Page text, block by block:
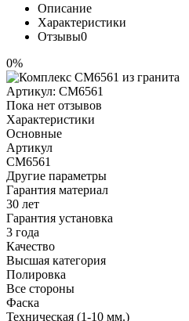
Описание
Характеристики
Отзывы0
0%
Артикул: CM6561
Пока нет отзывов
Характеристики
Основные
Артикул
CM6561
Другие параметры
Гарантия материал
30 лет
Гарантия установка
3 года
Качество
Высшая категория
Полировка
Все стороны
Фаска
Техническая (1-10 мм.)